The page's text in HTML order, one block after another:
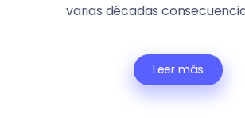
varias décadas
Leer más